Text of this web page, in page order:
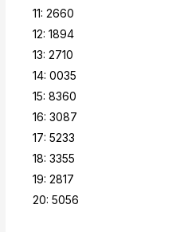
11: 2660
12: 1894
13: 2710
14: 0035
15: 8360
16: 3087
17: 5233
18: 3355
19: 2817
20: 5056